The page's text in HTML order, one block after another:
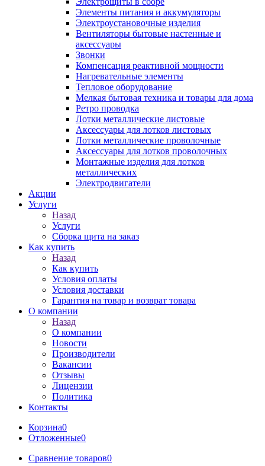
Элементы питания и аккумуляторы
Электроустановочные изделия
Вентиляторы бытовые настенные и
аксессуары
Звонки
Компенсация реактивной мощности
Нагревательные элементы
Тепловое оборудование
Мелкая бытовая техника и товары для дома
Ретро проводка
Лотки металлические листовые
Аксессуары для лотков листовых
Лотки металлические проволочные
Аксессуары для лотков проволочных
Монтажные изделия для лотков
металлических
Электродвигатели
Акции
Услуги
Назад
Услуги
Сборка щита на заказ
Как купить
Назад
Как купить
Условия оплаты
Условия доставки
Гарантия на товар и возврат товара
О компании
Назад
О компании
Новости
Производители
Вакансии
Отзывы
Лицензии
Политика
Контакты
Корзина0
Отложенные0
Сравнение товаров0